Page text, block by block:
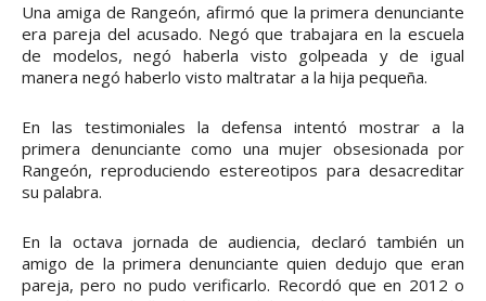
Una amiga de Rangeón, afirmó que la primera denunciante
era pareja del acusado. Negó que trabajara en la escuela
de modelos, negó haberla visto golpeada y de igual
manera negó haberlo visto maltratar a la hija pequeña.
En las testimoniales la defensa intentó mostrar a la
primera denunciante como una mujer obsesionada por
Rangeón, reproduciendo estereotipos para desacreditar
su palabra.
En la octava jornada de audiencia, declaró también un
amigo de la primera denunciante quien dedujo que eran
pareja, pero no pudo verificarlo. Recordó que en 2012 o